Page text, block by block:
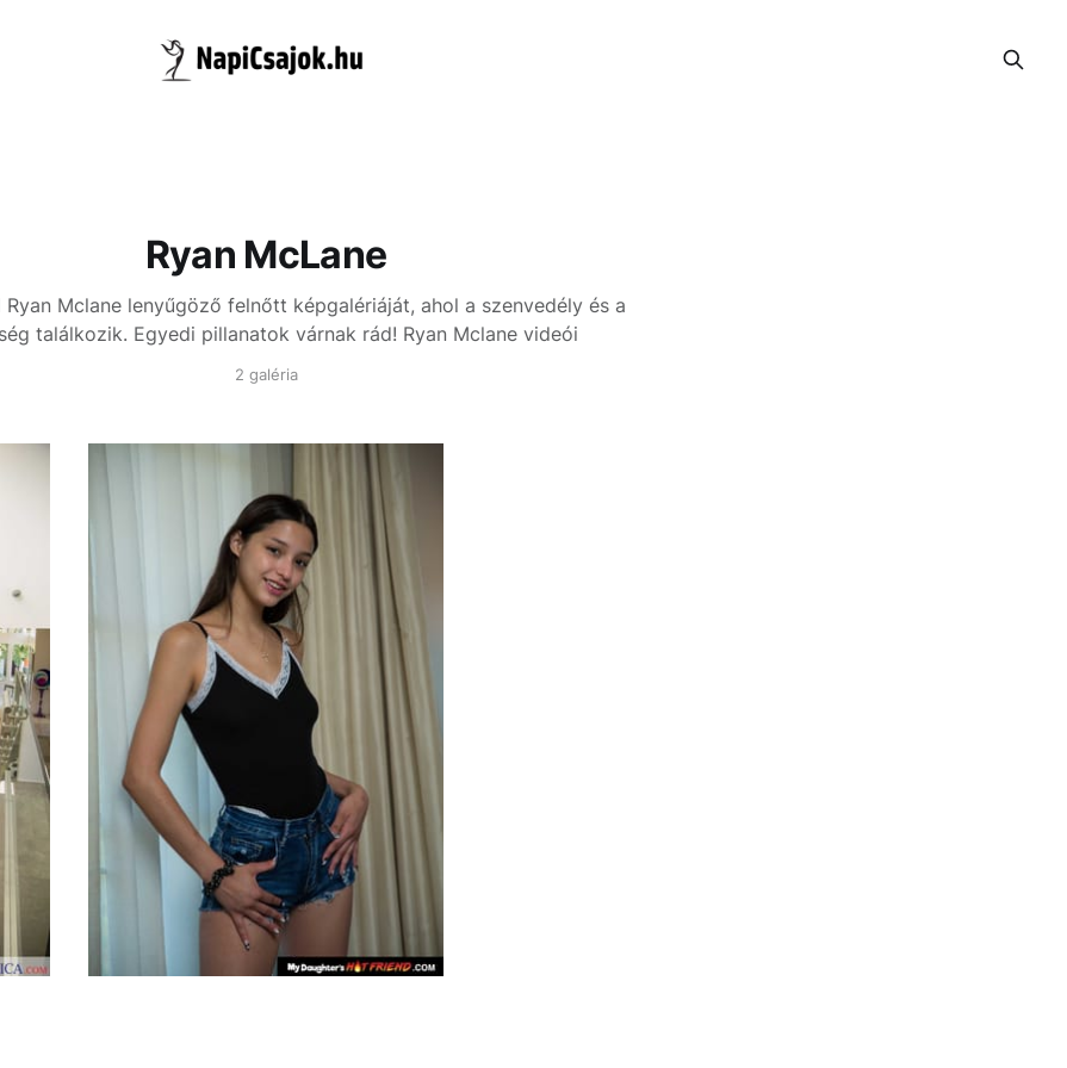
Ryan McLane
Ryan Mclane lenyűgöző felnőtt képgalériáját, ahol a szenvedély és a
találkozik. Egyedi pillanatok várnak rád! Ryan Mclane videói
2 galéria